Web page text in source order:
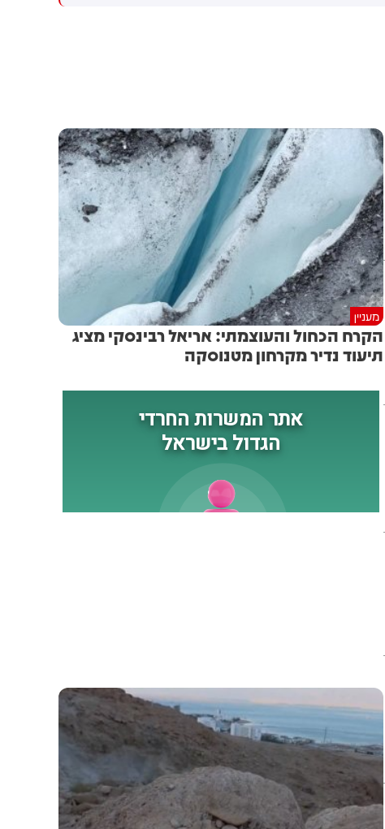
מעניין
הקרח הכחול והעוצמתי: אריאל רבינסקי מציג
תיעוד נדיר מקרחון מטנוסקה